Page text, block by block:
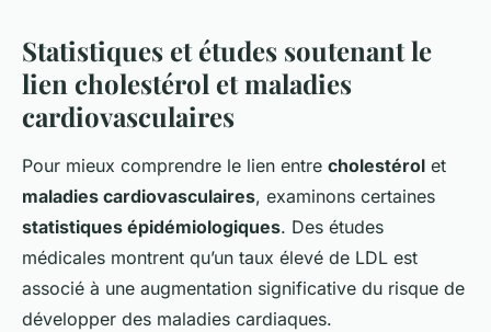
Statistiques et études soutenant le
lien cholestérol et maladies
cardiovasculaires
Pour mieux comprendre le lien entre cholestérol et
maladies cardiovasculaires, examinons certaines
statistiques épidémiologiques. Des études
médicales montrent qu’un taux élevé de LDL est
associé à une augmentation significative du risque de
développer des maladies cardiaques.